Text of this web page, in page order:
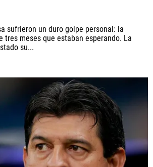
sufrieron un duro golpe personal: la
tres meses que estaban esperando. La
su...